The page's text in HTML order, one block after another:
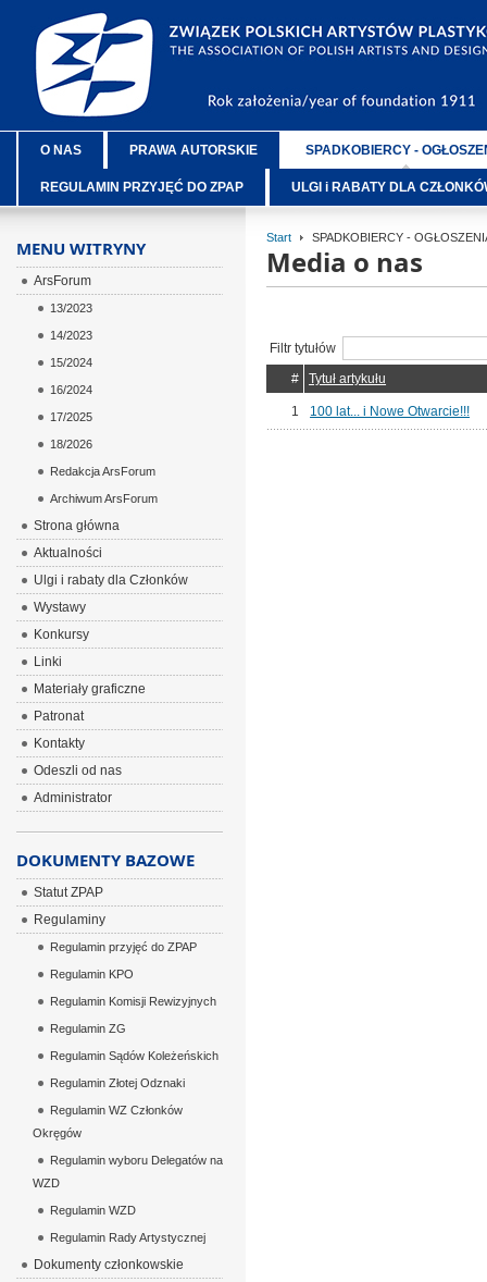
O NAS PRAWA AUTORSKIE SPADKOBIERCY -
REGULAMIN PRZYJĘĆ DO ZPAP ULGI i RABATY DLA
Start SPADKOBIERCY -
Media o nas
Filtr tytułów
#
Tytuł artykułu
1 100 lat... i Nowe Otwarcie!!!
MENU WITRYNY
ArsForum
13/2023
14/2023
15/2024
16/2024
17/2025
18/2026
Redakcja ArsForum
Archiwum ArsForum
Strona główna
Aktualności
Ulgi i rabaty dla Członków
Wystawy
Konkursy
Linki
Materiały graficzne
Patronat
Kontakty
Odeszli od nas
Administrator
DOKUMENTY BAZOWE
Statut ZPAP
Regulaminy
Regulamin przyjęć do ZPAP
Regulamin KPO
Regulamin Komisji Rewizyjnych
Regulamin ZG
Regulamin Sądów Koleżeńskich
Regulamin Złotej Odznaki
Regulamin WZ Członków
Okręgów
Regulamin wyboru Delegatów na
WZD
Regulamin WZD
Regulamin Rady Artystycznej
Dokumenty członkowskie